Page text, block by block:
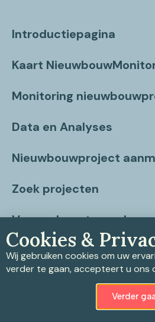
Introductiepagina
Kaart
Monitoring
Data en Analyses
Nieuwbouwproject
Zoek projecten
Vragen beantwoord
Contact
Cookiebeleid
Cookies &
Wij gebruiken cookies om uw
verder te gaan, accepteert u ons
Verder